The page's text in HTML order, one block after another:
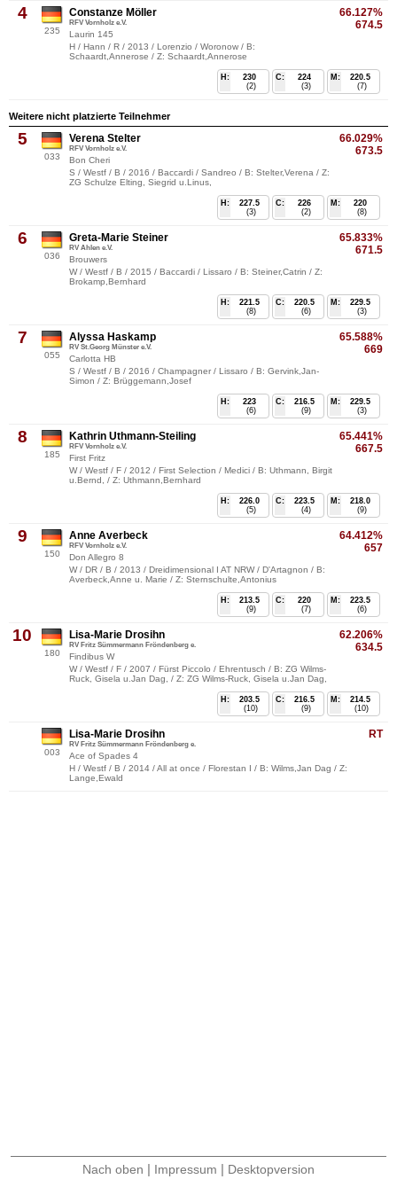
4
235
66.127%
674.5
Constanze Möller
RFV Vornholz e.V.
Laurin 145
H / Hann / R / 2013 / Lorenzio / Woronow / B:
Schaardt,Annerose / Z: Schaardt,Annerose
M:
220.5
(7)
C:
224
(3)
H:
230
(2)
Weitere nicht platzierte Teilnehmer
5
033
66.029%
673.5
Verena Stelter
RFV Vornholz e.V.
Bon Cheri
S / Westf / B / 2016 / Baccardi / Sandreo / B: Stelter,Verena / Z:
ZG Schulze Elting, Siegrid u.Linus,
M:
220
(8)
C:
226
(2)
H:
227.5
(3)
6
036
65.833%
671.5
Greta-Marie Steiner
RV Ahlen e.V.
Brouwers
W / Westf / B / 2015 / Baccardi / Lissaro / B: Steiner,Catrin / Z:
Brokamp,Bernhard
M:
229.5
(3)
C:
220.5
(6)
H:
221.5
(8)
7
055
65.588%
669
Alyssa Haskamp
RV St.Georg Münster e.V.
Carlotta HB
S / Westf / B / 2016 / Champagner / Lissaro / B: Gervink,Jan-
Simon / Z: Brüggemann,Josef
M:
229.5
(3)
C:
216.5
(9)
H:
223
(6)
8
185
65.441%
667.5
Kathrin Uthmann-Steiling
RFV Vornholz e.V.
First Fritz
W / Westf / F / 2012 / First Selection / Medici / B: Uthmann, Birgit
u.Bernd, / Z: Uthmann,Bernhard
M:
218.0
(9)
C:
223.5
(4)
H:
226.0
(5)
9
150
64.412%
657
Anne Averbeck
RFV Vornholz e.V.
Don Allegro 8
W / DR / B / 2013 / Dreidimensional I AT NRW / D'Artagnon / B:
Averbeck,Anne u. Marie / Z: Sternschulte,Antonius
M:
223.5
(6)
C:
220
(7)
H:
213.5
(9)
10
180
62.206%
634.5
Lisa-Marie Drosihn
RV Fritz Sümmermann Fröndenberg e.
Findibus W
W / Westf / F / 2007 / Fürst Piccolo / Ehrentusch / B: ZG Wilms-
Ruck, Gisela u.Jan Dag, / Z: ZG Wilms-Ruck, Gisela u.Jan Dag,
M:
214.5
(10)
C:
216.5
(9)
H:
203.5
(10)
003
RT
Lisa-Marie Drosihn
RV Fritz Sümmermann Fröndenberg e.
Ace of Spades 4
H / Westf / B / 2014 / All at once / Florestan I / B: Wilms,Jan Dag / Z:
Lange,Ewald
Nach oben | Impressum | Desktopversion